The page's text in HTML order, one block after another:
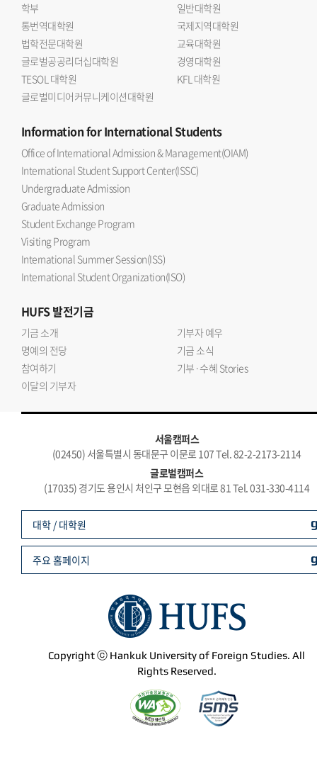
학부
일반대학원
통번역대학원
국제지역대학원
법학전문대학원
교육대학원
글로벌공공리더십대학원
경영대학원
TESOL 대학원
KFL 대학원
글로벌미디어커뮤니케이션대학원
Informationfor International Students
Office of International Admission & Management(OIAM)
International Student Support Center(ISSC)
Undergraduate Admission
Graduate Admission
Student Exchange Program
Visiting Program
International Summer Session(ISS)
International Student Organization(ISO)
HUFS발전기금
기금 소개
기부자 예우
명예의 전당
기금 소식
참여하기
기부·수혜 Stories
이달의 기부자
서울캠퍼스
(02450) 서울특별시 동대문구 이문로 107 Tel. 82-2-2173-2114
글로벌캠퍼스
(17035) 경기도 용인시 처인구 모현읍 외대로 81 Tel. 031-330-4114
Copyright ⓒ Hankuk University of Foreign Studies. All
Rights Reserved.
대학 / 대학원
주요 홈페이지